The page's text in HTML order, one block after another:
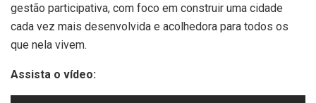
gestão participativa, com foco em construir uma cidade
cada vez mais desenvolvida e acolhedora para todos os
que nela vivem.
Assista o vídeo: